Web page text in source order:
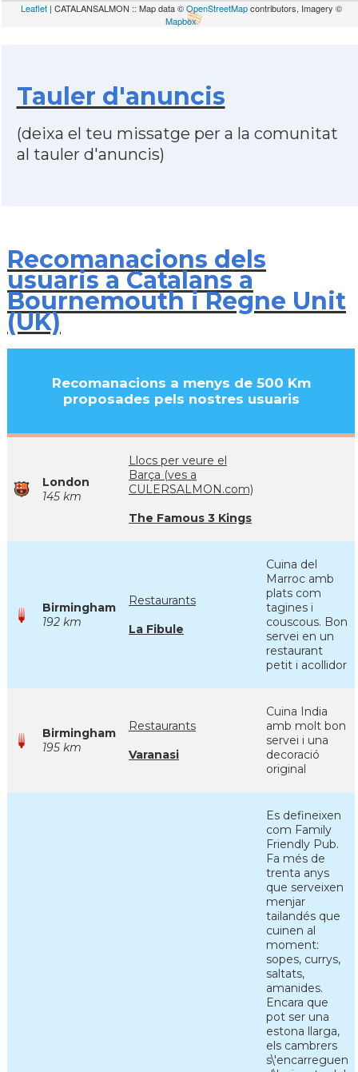
Leaflet| CATALANSALMON :: Map data ©OpenStreetMapcontributors, Imagery ©
Mapbox
Tauler d'anuncis
(deixa el teu missatge per a la comunitat
al tauler d'anuncis)
Recomanacions dels
usuaris a Catalans a
Bournemouth i Regne Unit
(UK)
Recomanacions a menys de 500 Km
proposades pels nostres usuaris
London
145 km
Llocs per veure el
Barça (ves a
CULERSALMON.com)
The Famous 3 Kings
Birmingham
192 km
Restaurants
La Fibule
Cuina del
Marroc amb
plats com
tagines i
couscous. Bon
servei en un
restaurant
petit i acollidor
Birmingham
195 km
Restaurants
Varanasi
Cuina India
amb molt bon
servei i una
decoració
original
Es defineixen
com Family
Friendly Pub.
Fa més de
trenta anys
que serveixen
menjar
tailandés que
cuinen al
moment:
sopes, currys,
saltats,
amanides.
Encara que
pot ser una
estona llarga,
els cambrers
s\'encarreguen